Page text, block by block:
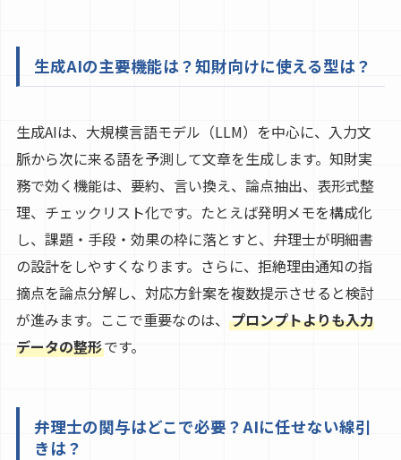
生成AIの主要機能は？知財向けに使える型は？
生成AIは、大規模言語モデル（LLM）を中心に、入力文
脈から次に来る語を予測して文章を生成します。知財実
務で効く機能は、要約、言い換え、論点抽出、表形式整
理、チェックリスト化です。たとえば発明メモを構成化
し、課題・手段・効果の枠に落とすと、弁理士が明細書
の設計をしやすくなります。さらに、拒絶理由通知の指
摘点を論点分解し、対応方針案を複数提示させると検討
が進みます。ここで重要なのは、 プロンプトよりも入力
データの整形です。
弁理士の関与はどこで必要？AIに任せない線引
きは？